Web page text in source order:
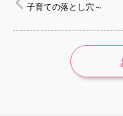
子育ての落とし穴～